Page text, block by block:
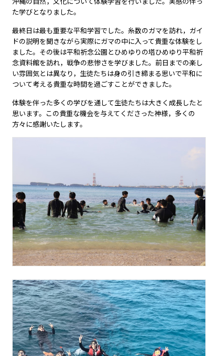
た学びとなりました。
最終日は最も重要な平和学習でした。糸数のガマを訪れ，ガイ
ドの説明を聞きながら実際にガマの中に入って貴重な体験をし
ました。その後は平和祈念公園とひめゆりの塔ひめゆり平和祈
念資料館を訪れ，戦争の悲惨さを学びました。前日までの楽し
い雰囲気とは異なり，生徒たちは身の引き締まる思いで平和に
ついて考える貴重な時間を過ごすことができました。
体験を伴った多くの学びを通して生徒たちは大きく成長したと
思います。この貴重な機会を与えてくださった神様，多くの
方々に感謝いたします。